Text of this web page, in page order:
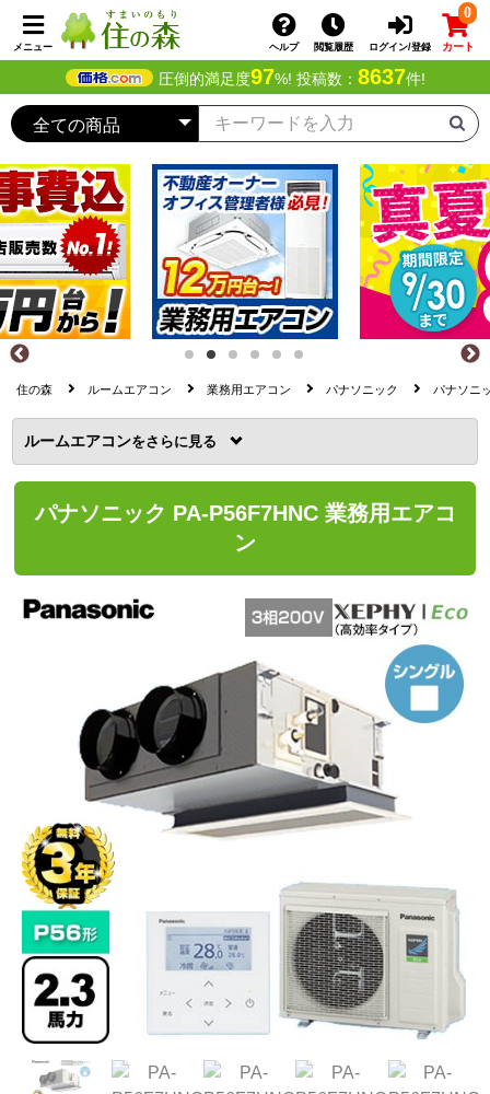
メニュー ヘルプ 閲覧履歴 ログイン/登録
0
カート
圧倒的満足度97%! 投稿数： 8637件!
住の森 ルームエアコン 業務用エアコン パナソニック パナソニ
ルームエアコンを
パナソニック PA-P56F7HNC 業務用エアコ
ン